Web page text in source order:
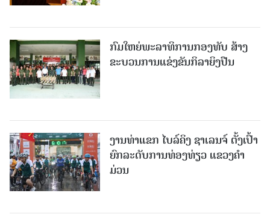
ກົມໃຫຍ່ພະລາທິການກອງທັບ ສ້າງ
ຂະບວນການແຂ່ງຂັນກິລາຍິງປືນ
ງານທ່າແຂກ ໄບລ໌ຄິງ ຊາເລນຈ໌ ຕັ້ງເປົ້າ
ຍົກລະດັບການທ່ອງທ່ຽວ ແຂວງຄໍາ
ມ່ວນ